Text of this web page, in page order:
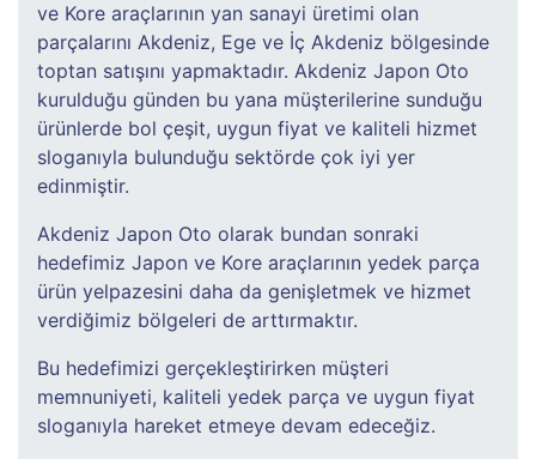
ve Kore araçlarının yan sanayi üretimi olan
parçalarını Akdeniz, Ege ve İç Akdeniz bölgesinde
toptan satışını yapmaktadır. Akdeniz Japon Oto
kurulduğu günden bu yana müşterilerine sunduğu
ürünlerde bol çeşit, uygun fiyat ve kaliteli hizmet
sloganıyla bulunduğu sektörde çok iyi yer
edinmiştir.
Akdeniz Japon Oto olarak bundan sonraki
hedefimiz Japon ve Kore araçlarının yedek parça
ürün yelpazesini daha da genişletmek ve hizmet
verdiğimiz bölgeleri de arttırmaktır.
Bu hedefimizi gerçekleştirirken müşteri
memnuniyeti, kaliteli yedek parça ve uygun fiyat
sloganıyla hareket etmeye devam edeceğiz.